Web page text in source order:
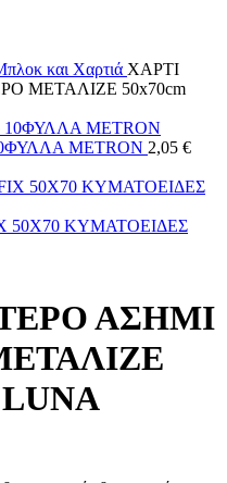
και Χαρτιά ΧΑΡΤΙ
ΜΕΤΑΛΙΖΕ 50x70cm
METRON 2,05 €
50Χ70 ΚΥΜΑΤΟΕΙΔΕΣ
ΑΣΗΜΙ
LUNA